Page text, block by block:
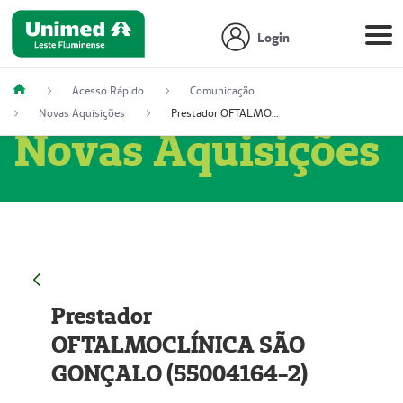
Login
Acesso Rápido
Comunicação
Novas Aquisições
Prestador OFTALMOCLÍNICA SÃO GONÇALO (55004164-2)
Novas Aquisições
Prestador
OFTALMOCLÍNICA SÃO
GONÇALO (55004164-2)